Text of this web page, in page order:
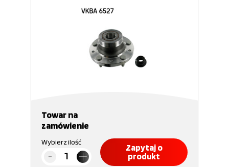
Towar na
zamówienie
Wybierz ilość
Zapytaj o
produkt